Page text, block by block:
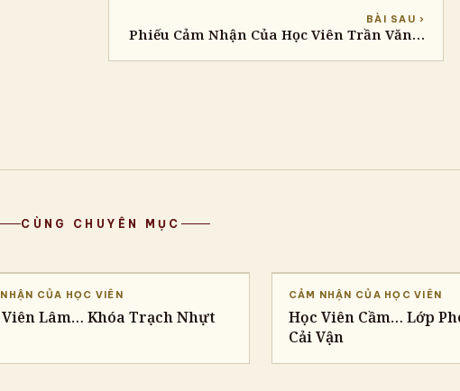
BÀI SAU ›
Phiếu Cảm Nhận Của Học Viên Trần Văn…
CÙNG CHUYÊN MỤC
CỦA HỌC VIÊN
Viên Lâm… Khóa Trạch Nhựt
CẢM NHẬN CỦA HỌC VIÊN
Học Viên Cầm… Lớp
Cải Vận